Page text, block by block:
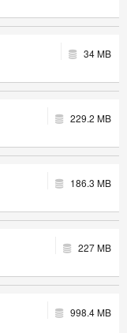
34 MB
229.2 MB
186.3 MB
227 MB
998.4 MB